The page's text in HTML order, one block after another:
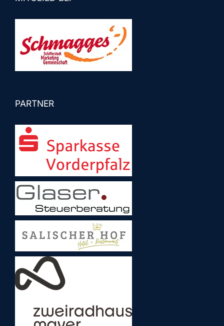
PARTNER